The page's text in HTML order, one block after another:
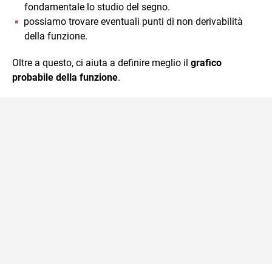
fondamentale lo studio del segno.
possiamo trovare eventuali punti di non derivabilità
della funzione.
Oltre a questo, ci aiuta a definire meglio il grafico
probabile della funzione.